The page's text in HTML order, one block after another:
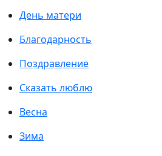
День матери
Благодарность
Поздравление
Сказать люблю
Весна
Зима